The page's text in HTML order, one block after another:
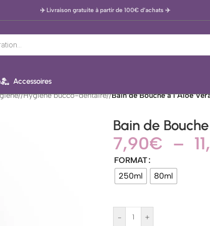
✈️ Livraison gratuite à partir de 100€ d’achats ✈️
Accessoires
/ Hygiène bucco-dentaire/ Bain de Bouche à l’Aloe
Bain de
7,90€ –
FORMAT
250ml
80ml
- +